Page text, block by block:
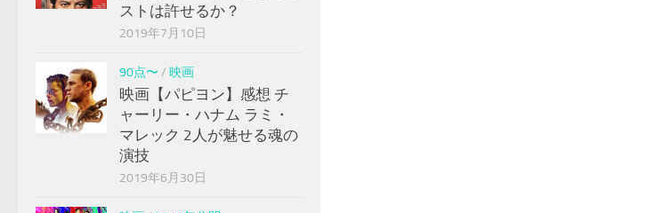
ストは許せるか？
2019年7月10日
90点〜 / 映画
映画【パピヨン】感想 チ
ャーリー・ハナム ラミ・
マレック 2人が魅せる魂の
演技
2019年6月30日